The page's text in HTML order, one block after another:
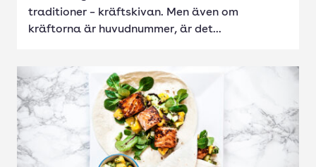
traditioner – kräftskivan. Men även om
kräftorna är huvudnummer, är det...